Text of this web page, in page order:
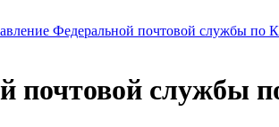
Федеральной почтовой службы
почтовой